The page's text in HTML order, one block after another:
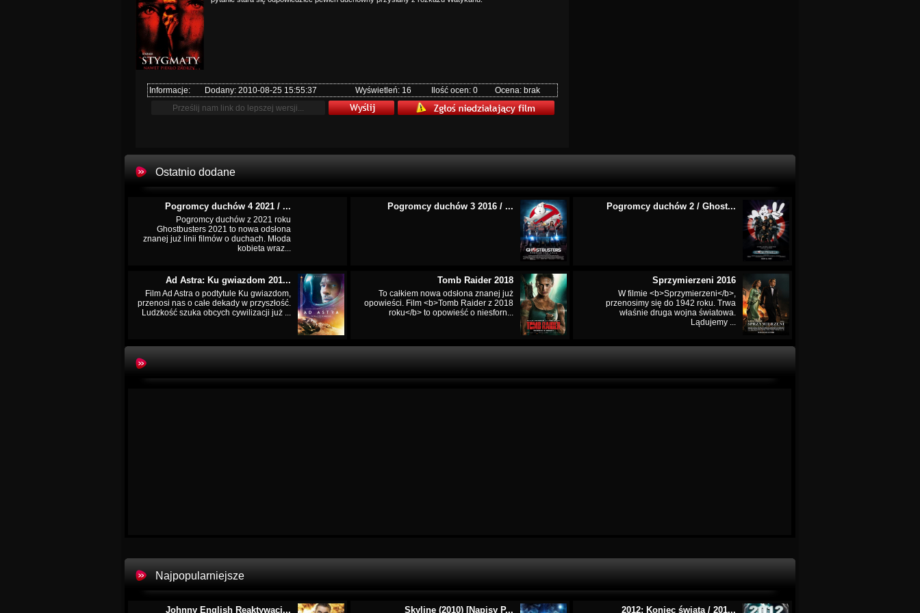
Informacje: Dodany: 2010-08-25 15:55:37 Wyświetleń: 16 Ilość ocen: 0 Ocena: brak
Ostatnio dodane
Pogromcy duchów 4 2021 / ...
Pogromcy duchów z 2021 roku
Ghostbusters 2021 to nowa odsłona
znanej już linii filmów o duchach. Młoda
kobieta wraz...
Pogromcy duchów 3 2016 / ... Pogromcy duchów 2 / Ghost...
Ad Astra: Ku gwiazdom 201...
Film Ad Astra o podtytule Ku gwiazdom,
przenosi nas o całe dekady w przyszłość.
Ludzkość szuka obcych cywilizacji już ...
Tomb Raider 2018
To całkiem nowa odsłona znanej już
opowieści. Film <b>Tomb Raider z 2018
roku</b> to opowieść o niesforn...
Sprzymierzeni 2016
W filmie <b>Sprzymierzeni</b>,
przenosimy się do 1942 roku. Trwa
właśnie druga wojna światowa.
Lądujemy ...
Najpopularniejsze
Johnny English Reaktywacj... Skyline (2010) [Napisy P... 2012: Koniec świata / 201...